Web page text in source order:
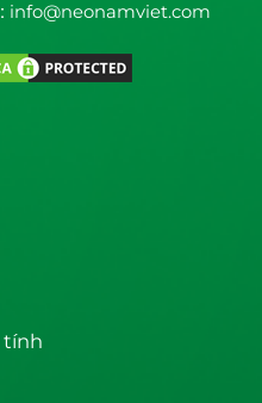
info@neonamviet.com
tính